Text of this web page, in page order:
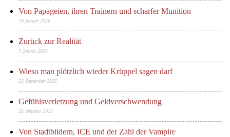
Von Papageien, ihren Trainern und scharfer Munition
18. Januar 2026
Zurück zur Realität
7. Januar 2026
Wieso man plötzlich wieder Krüppel sagen darf
23. Dezember 2025
Gefühlsverletzung und Geldverschwendung
26. Oktober 2025
Von Stadtbildern, ICE und der Zahl der Vampire